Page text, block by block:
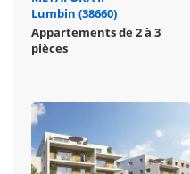
Lumbin (38660)
Appartements de 2 à 3
pièces